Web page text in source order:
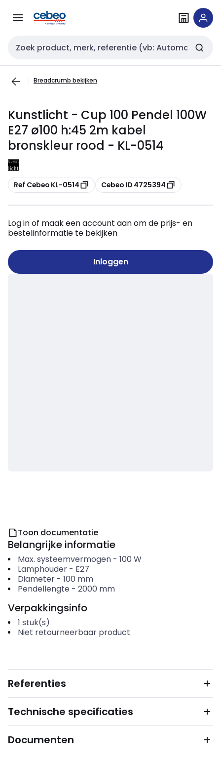
naar
naar
Zoekveld invoer
Breadcrumb bekijken
Kunstlicht - Cup 100 Pendel 100W
E27 ø100 h:45 2m kabel
bronskleur rood - KL-0514
Kopiëren
Ref Cebeo KL-0514 Kopiëren
Cebeo ID 4725394
Log in of maak een account aan om de prijs- en
bestelinformatie te bekijken
Inloggen
Toon documentatie
Belangrijke informatie
Max. systeemvermogen- 100 W
Lamphouder- E27
Diameter- 100 mm
Pendellengte - 2000 mm
Verpakkingsinfo
1 stuk(s)
Niet retourneerbaar product
Referenties
Technische specificaties
Documenten